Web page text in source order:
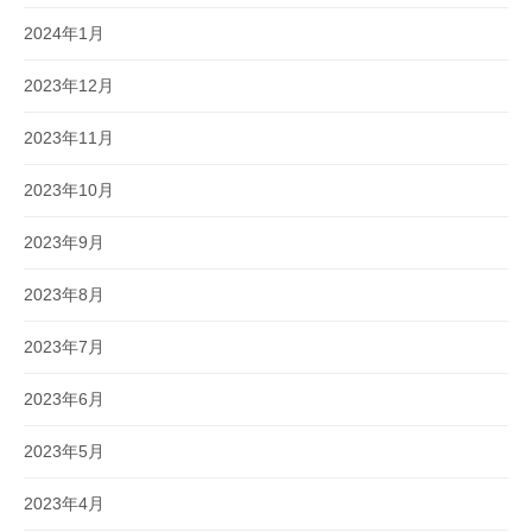
2024年1月
2023年12月
2023年11月
2023年10月
2023年9月
2023年8月
2023年7月
2023年6月
2023年5月
2023年4月